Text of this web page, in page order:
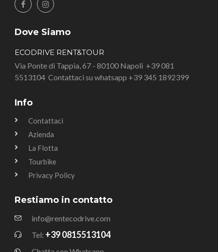
Dove Siamo
ECODRIVE RENT&TOUR
Via Ponte di Tappia, 67 - 80100 Napoli +39 081
5513104 Contattaci su whatsapp +39 345 1892399
Info
Contattaci
Azienda
La Flotta
Tourbike
Privacy Policy
Restiamo in contatto
info@rentecodrive.com
Tel: +39 0815513104